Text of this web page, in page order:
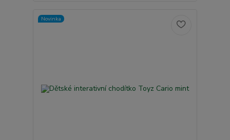
Novinka